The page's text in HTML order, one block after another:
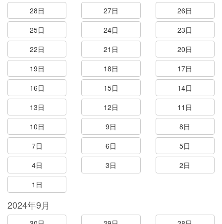
28日
27日
26日
25日
24日
23日
22日
21日
20日
19日
18日
17日
16日
15日
14日
13日
12日
11日
10日
9日
8日
7日
6日
5日
4日
3日
2日
1日
2024年9月